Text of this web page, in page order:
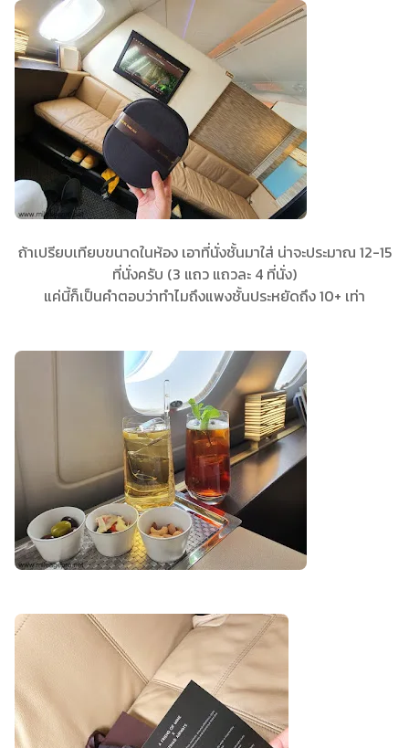
ถ้าเปรียบเทียบขนาดในห้อง เอาที่นั่งชั้นมาใส่ น่าจะประมาณ 12-15
ที่นั่งครับ (3 แถว แถวละ 4 ที่นั่ง)
แค่นี้ก็เป็นคำตอบว่าทำไมถึงแพงชั้นประหยัดถึง 10+ เท่า